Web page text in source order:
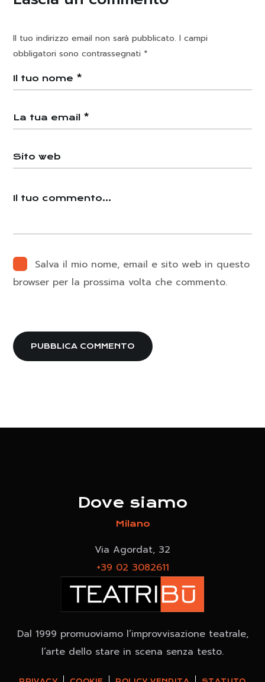
Il tuo indirizzo email non sarà pubblicato. I campi
obbligatori sono contrassegnati *
Salva il mio nome, email e sito web in questo
browser per la prossima volta che commento.
Dove siamo
Milano
Via Agordat, 32
+39 02 3082611
Dal 1999 promuoviamo l’improvvisazione teatrale,
l’arte dello stare in scena senza testo.